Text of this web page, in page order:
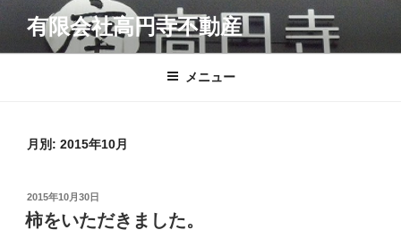
テ
有限会社高円寺不動産
メニュー
月別: 2015年10月
投
稿
日:
2015年10月30日
柿をいただきました。